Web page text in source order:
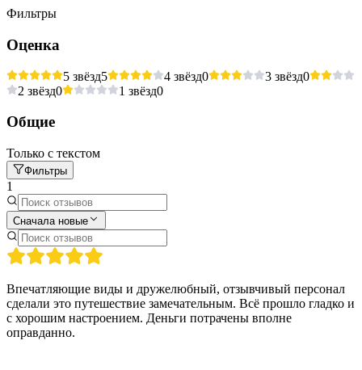
Фильтры
Оценка
5 звёзд5 4 звёзд0 3 звёзд0
2 звёзд0 1 звёзд0
Общие
Только с текстом
Фильтры
1
Сначала новые
Впечатляющие виды и дружелюбный, отзывчивый персонал
сделали это путешествие замечательным. Всё прошло гладко и
с хорошим настроением. Деньги потрачены вполне
оправданно.